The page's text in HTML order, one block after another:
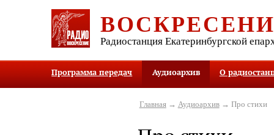
Радиостанция Екатеринбургской
Программа передач Аудиоархив О
Главная→ Аудиоархив→ Про стихи